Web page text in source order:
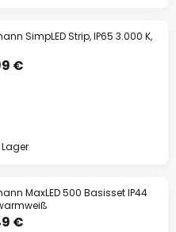
SimpLED Strip, IP65 3.000 K,
€
MaxLED 500 Basisset IP44
€